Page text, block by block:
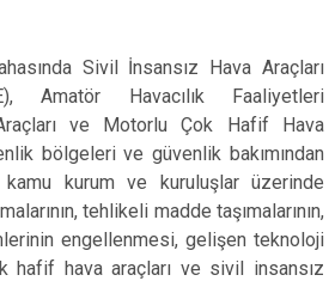
Sivil İnsansız Hava Araçları
Amatör Havacılık Faaliyetleri
ve Motorlu Çok Hafif Hava
bölgeleri ve güvenlik bakımından
kurum ve kuruluşlar üzerinde
tehlikeli madde taşımalarının,
engellenmesi, gelişen teknoloji
hafif hava araçları ve sivil insansız